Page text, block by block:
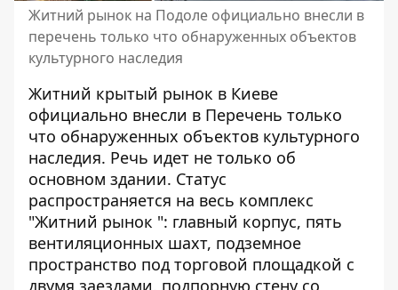
Житний рынок на Подоле официально внесли в
перечень только что обнаруженных объектов
культурного наследия
Житний крытый рынок в Киеве
официально внесли в Перечень только
что обнаруженных объектов культурного
наследия. Речь идет не только об
основном здании. Статус
распространяется на весь комплекс
"Житний рынок ": главный корпус, пять
вентиляционных шахт, подземное
пространство под торговой площадкой с
двумя заездами, подпорную стену со